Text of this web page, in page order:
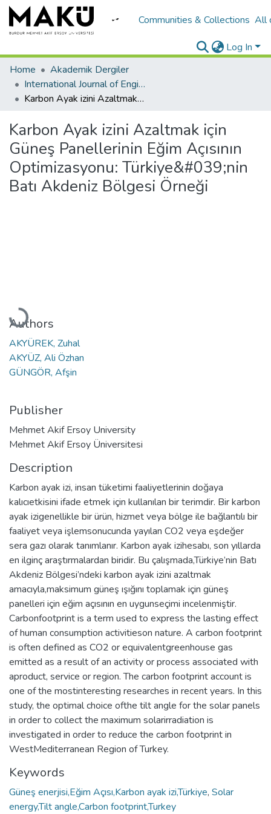
Communities & Collections All
Log In
Home
Akademik Dergiler
International Journal of Engineering Design and Technology
Karbon Ayak izini Azaltmak için Güneş Panellerinin Eğim Açısının Optimizasyonu: Türkiye&#039;nin Batı Akdeniz Bölgesi Örneği
Karbon Ayak izini Azaltmak için
Güneş Panellerinin Eğim Açısının
Optimizasyonu: Türkiye&#039;nin
Batı Akdeniz Bölgesi Örneği
Loading...
Authors
AKYÜREK, Zuhal
AKYÜZ, Ali Özhan
GÜNGÖR, Afşin
Publisher
Mehmet Akif Ersoy University
Mehmet Akif Ersoy Üniversitesi
Description
Karbon ayak izi, insan tüketimi faaliyetlerinin doğaya
kalıcıetkisini ifade etmek için kullanılan bir terimdir. Bir karbon
ayak izigenellikle bir ürün, hizmet veya bölge ile bağlantılı bir
faaliyet veya işlemsonucunda yayılan CO2 veya eşdeğer
sera gazı olarak tanımlanır. Karbon ayak izihesabı, son yıllarda
en ilginç araştırmalardan biridir. Bu çalışmada,Türkiye’nin Batı
Akdeniz Bölgesi’ndeki karbon ayak izini azaltmak
amacıyla,maksimum güneş ışığını toplamak için güneş
panelleri için eğim açısının en uygunseçimi incelenmiştir.
Carbonfootprint is a term used to express the lasting effect
of human consumption activitieson nature. A carbon footprint
is often defined as CO2 or equivalentgreenhouse gas
emitted as a result of an activity or process associated with
aproduct, service or region. The carbon footprint account is
one of the mostinteresting researches in recent years. In this
study, the optimal choice ofthe tilt angle for the solar panels
in order to collect the maximum solarirradiation is
investigated in order to reduce the carbon footprint in
WestMediterranean Region of Turkey.
Keywords
Güneş enerjisi,Eğim Açısı,Karbon ayak izi,Türkiye, Solar
energy,Tilt angle,Carbon footprint,Turkey